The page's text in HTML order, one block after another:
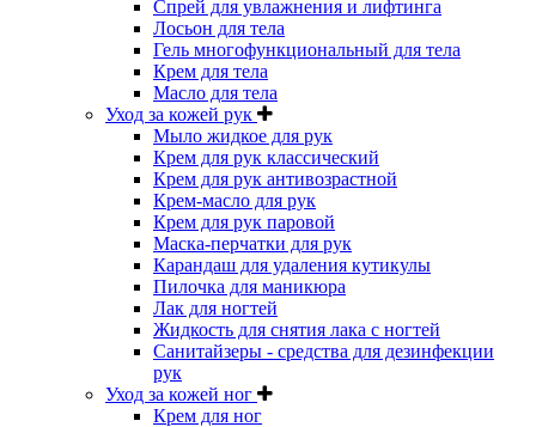
Спрей для увлажнения и лифтинга
Лосьон для тела
Гель многофункциональный для тела
Крем для тела
Масло для тела
Уход за кожей рук
Мыло жидкое для рук
Крем для рук классический
Крем для рук антивозрастной
Крем-масло для рук
Крем для рук паровой
Маска-перчатки для рук
Карандаш для удаления кутикулы
Пилочка для маникюра
Лак для ногтей
Жидкость для снятия лака с ногтей
Санитайзеры - средства для дезинфекции
рук
Уход за кожей ног
Крем для ног